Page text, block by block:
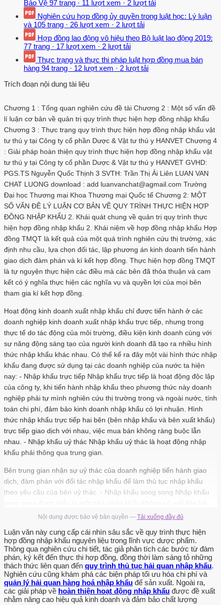
Bảo Vệ 97 trang · 11 lượt xem · 2 lượt tải
Nghiên cứu hợp đồng ủy quyền trong luật học: Lý luận
và 105 trang · 26 lượt xem · 2 lượt tải
Hợp đồng lao động vô hiệu theo Bộ luật lao động 2019:
77 trang · 17 lượt xem · 2 lượt tải
Thực trạng và thực thi pháp luật hợp đồng mua bán
hàng 94 trang · 12 lượt xem · 2 lượt tải
Trích đoạn nội dung tài liệu
Chương 1 : Tổng quan nghiên cứu đề tài Chương 2 : Một số vấn đề
lí luận cơ bản về quản trị quy trình thực hiện hợp đồng nhập khẩu
Chương 3 : Thực trạng quy trình thực hiện hợp đồng nhập khẩu vật
tư thú y tại Công ty cổ phần Dược & Vật tư thú y HANVET Chương 4
: Giải pháp hoàn thiện quy trình thực hiện hợp đồng nhập khẩu vật
tư thú y tại Công ty cổ phần Dược & Vật tư thú y HANVET GVHD:
PGS.TS Nguyễn Quốc Thịnh 3 SVTH: Trần Thị Ái Liên LUAN VAN
CHAT LUONG download : add luanvanchat@agmail.com Trường
Đại học Thương mại Khoa Thương mại Quốc tế Chương 2: MỘT
SỐ VẤN ĐỀ LÝ LUẬN CƠ BẢN VỀ QUY TRÌNH THỰC HIỆN HỢP
ĐỒNG NHẬP KHẨU 2. Khái quát chung về quản trị quy trình thực
hiện hợp đồng nhập khẩu 2. Khái niệm về hợp đồng nhập khẩu Hợp
đồng TMQT là kết quả của một quá trình nghiên cứu thị trường, xác
định nhu cầu, lựa chọn đối tác, lập phương án kinh doanh tiến hành
giao dịch đàm phán và kí kết hợp đồng. Thực hiện hợp đồng TMQT
là tự nguyện thực hiện các điều mà các bên đã thỏa thuận và cam
kết có ý nghĩa thực hiện các nghĩa vụ và quyền lợi của mọi bên
tham gia kí kết hợp đồng.
Hoạt động kinh doanh xuất nhập khẩu chỉ được tiến hành ở các
doanh nghiệp kinh doanh xuất nhập khẩu trực tiếp, nhưng trong
thực tế do tác động của môi trường, điều kiện kinh doanh cùng với
sự năng động sáng tạo của người kinh doanh đã tạo ra nhiều hình
thức nhập khẩu khác nhau. Có thể kể ra đây một vài hình thức nhập
khẩu đang được sử dụng tại các doanh nghiệp của nước ta hiện
nay: - Nhập khẩu trực tiếp Nhập khẩu trực tiếp là hoạt động độc lập
của công ty, khi tiến hành nhập khẩu theo phương thức này doanh
nghiệp phải tự mình nghiên cứu thị trường trong và ngoài nước, tính
toán chi phí, đảm bảo kinh doanh nhập khẩu có lợi nhuận. Hình
thức nhập khẩu trực tiếp hai bên (bên nhập khẩu và bên xuất khẩu)
trực tiếp giao dịch với nhau, việc mua bán không ràng buộc lẫn
nhau. - Nhập khẩu uỷ thác Nhập khẩu uỷ thác là hoạt động nhập
khẩu phải thông qua trung gian.
Bên trung gian nhận sự uỷ thác của doanh nghiệp tiến hành giao
dịch, đàm phán với đối tác nhập khẩu để làm thủ tục nhập khẩu
theo yêu cầu của bên uỷ thác. - Nhập khẩu song song Nhập khẩu
nào với nhà xuất khẩu, tiến hành hành vì nhập khẩu một hàng hoá
licence. Nhập khẩu song song làm xuất hiện xung đột lợi ích giữa
các bên liên quan.TS Nguyễn Quốc Thịnh 4 SVTH: Trần Thị Ái Liên
LUAN VAN CHAT LUONG download : add luanvanchat@agmail.com
Trường Đại học Thương mại Khoa Thương mại Quốc tế - Nhập
khẩu đối lưu Nhập khẩu đối lưu là phương thức giao dịch trao đổi
hàng hoá, trong đó nhập khẩu gắn liền với xuất khẩu. Thanh toán
không bằng tiền mặt mà dùng hàng hoá có giá trị tương đương để
Nội dung được bảo vệ bản quyền — Tải xuống đầy đủ
Luận văn này cung cấp cái nhìn sâu sắc về quy trình thực hiện
hợp đồng nhập khẩu nguyên liệu trong lĩnh vực dược phẩm.
Thông qua nghiên cứu chi tiết, tác giả phân tích các bước từ đàm
phán, ký kết đến thực thi hợp đồng, đồng thời làm sáng tỏ những
thách thức liên quan đến quy trình thủ tục hải quan nhập khẩu.
Nghiên cứu cũng khám phá các biện pháp tối ưu hóa chi phí và
quản lý hải quan hàng hoá nhập khẩu để sản xuất. Ngoài ra,
các giải pháp về hoàn thiện hoạt động nhập khẩu được đề xuất
nhằm nâng cao hiệu quả kinh doanh và đảm bảo chất lượng